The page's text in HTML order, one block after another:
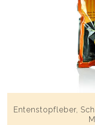
Entenstopfleber,